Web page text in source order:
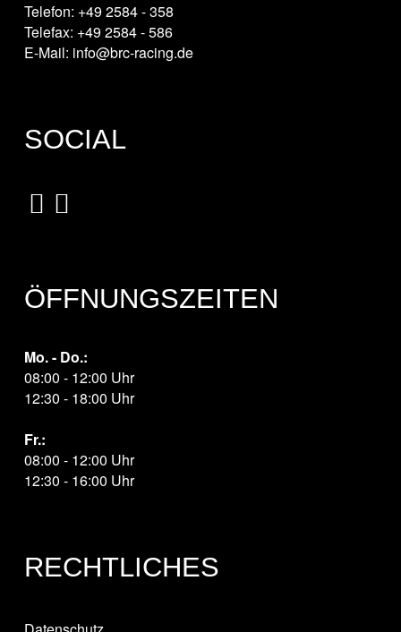
Telefon: +49 2584 - 358
Telefax: +49 2584 - 586
E-Mail: info@brc-racing.de
SOCIAL
ÖFFNUNGSZEITEN
Mo. - Do.:
08:00 - 12:00 Uhr
12:30 - 18:00 Uhr
Fr.:
08:00 - 12:00 Uhr
12:30 - 16:00 Uhr
RECHTLICHES